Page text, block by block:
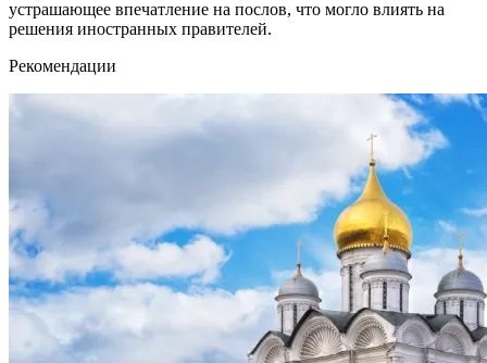
устрашающее впечатление на послов, что могло влиять на
решения иностранных правителей.
Рекомендации